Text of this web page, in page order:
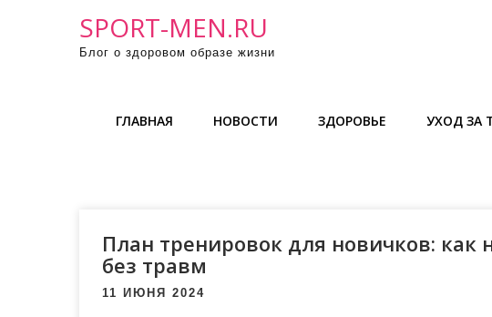
SPORT-MEN.RU
Блог о здоровом образе жизни
ГЛАВНАЯ НОВОСТИ ЗДОРОВЬЕ УХОД ЗА
План тренировок для новичков: как
без травм
11 ИЮНЯ 2024